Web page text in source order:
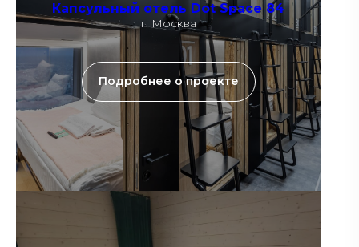
Капсульный отель Dot Space 84
г. Москва
Подробнее о проекте